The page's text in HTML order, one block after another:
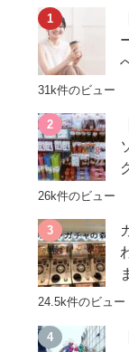
31k件のビュー
26k件のビュー
24.5k件のビュー